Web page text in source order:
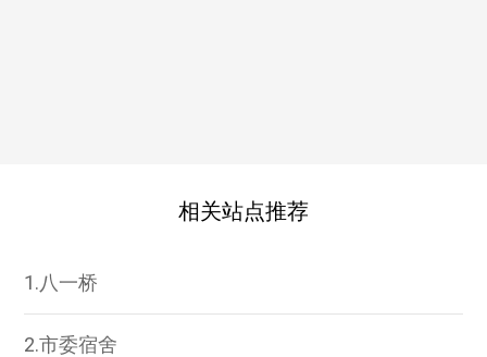
相关站点推荐
1.八一桥
2.市委宿舍